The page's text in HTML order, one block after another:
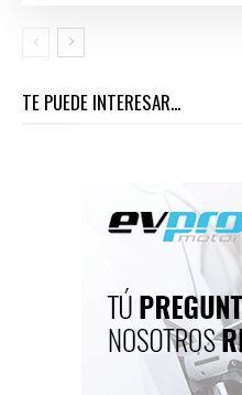
TE PUEDE INTERESAR...